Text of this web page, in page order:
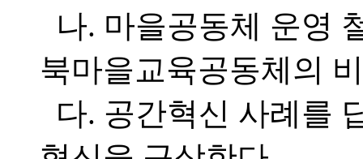
나. 마을공동체 운영
북마을교육공동체의
다. 공간혁신 사례를